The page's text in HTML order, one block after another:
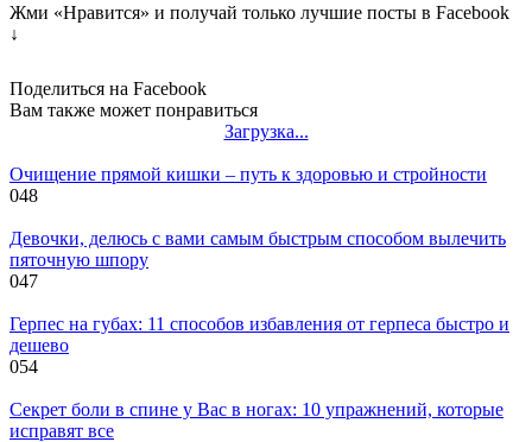
Жми «Нравится» и получай только лучшие посты в Facebook
↓
Поделиться на Facebook
Вам также может понравиться
Загрузка...
Очищение прямой кишки – путь к здоровью и стройности
048
Девочки, делюсь с вами самым быстрым способом вылечить
пяточную шпору
047
Герпес на губах: 11 способов избавления от герпеса быстро и
дешево
054
Секрет боли в спине у Вас в ногах: 10 упражнений, которые
исправят все